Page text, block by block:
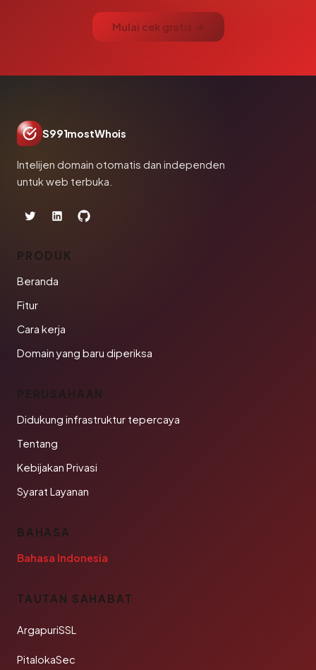
Mulai cek gratis →
S991mostWhois
Intelijen domain otomatis dan independen
untuk web terbuka.
PRODUK
Beranda
Fitur
Cara kerja
Domain yang baru diperiksa
PERUSAHAAN
Didukung infrastruktur tepercaya
Tentang
Kebijakan Privasi
Syarat Layanan
BAHASA
Bahasa Indonesia
TAUTAN SAHABAT
ArgapuriSSL
PitalokaSec